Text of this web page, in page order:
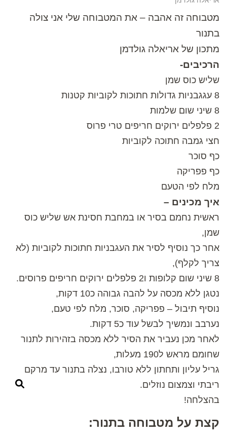
מטבוחה זה אהבה – את המטבוחה שלי אני צולה
בתנור
מתכון של אריאלה גולדמן
הרכיבים-
שליש כוס שמן
8 עגגבניות גדולות חתוכות לקוביות קטנות
8 שיני שום שלמות
2 פלפלים ירוקים חריפים טרי פרוס
חצי גמבה חתוכה לקוביות
כף סוכר
כף פפריקה
מלח לפי הטעם
איך מכינים –
ראשית נחמם בסיר או במחבת חסינת אש שליש כוס
שמן,
אחר כך נוסיף לסיר את העגבניות חתוכות לקוביות (לא
צריך לקלף),
8 שיני שום קלופות ו2 פלפלים ירוקים חריפים פרוסים.
נטגן ללא מכסה על להבה גבוהה כ10 דקות,
נוסיף תיבול – פפריקה, סוכר, מלח לפי טעם,
נערבב ונמשיך לבשל עוד כ5 דקות.
לאחר מכן נעביר את הסיר ללא מכסה בזהירות לתנור
שחומם מראש ל190 מעלות,
גריל עליון ותחתון ללא טורבו, נצלה בתנור עד מרקם
ריבתי וצמצום נוזלים.
בהצלחה!
קצת על מטבוחה בתנור: